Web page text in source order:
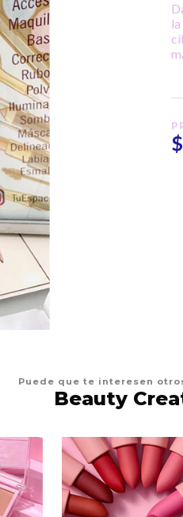
Puede que te interesen
Beauty